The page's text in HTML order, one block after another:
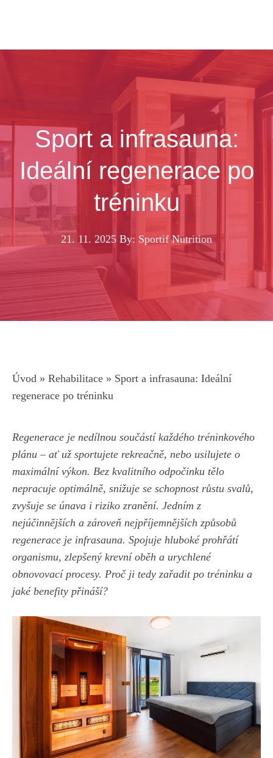
Sport a infrasauna:
Ideální regenerace po
tréninku
21. 11. 2025 By: Sportif Nutrition
Úvod » Rehabilitace » Sport a infrasauna: Ideální
regenerace po tréninku
Regenerace je nedílnou součástí každého tréninkového
plánu – ať už sportujete rekreačně, nebo usilujete o
maximální výkon. Bez kvalitního odpočinku tělo
nepracuje optimálně, snižuje se schopnost růstu svalů,
zvyšuje se únava i riziko zranění. Jedním z
nejúčinnějších a zároveň nejpříjemnějších způsobů
regenerace je infrasauna. Spojuje hluboké prohřátí
organismu, zlepšený krevní oběh a urychlené
obnovovací procesy. Proč ji tedy zařadit po tréninku a
jaké benefity přináší?